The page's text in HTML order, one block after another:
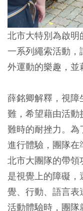
北市大特別為啟
一系列繩索活動
外運動的樂趣，並
薛銘卿解釋，視障
難，希望藉由活動
難時的耐挫力。
進行體驗，團隊在
北市大團隊的帶領
是視覺上的障礙
覺、行動、語言
活動體驗時，團